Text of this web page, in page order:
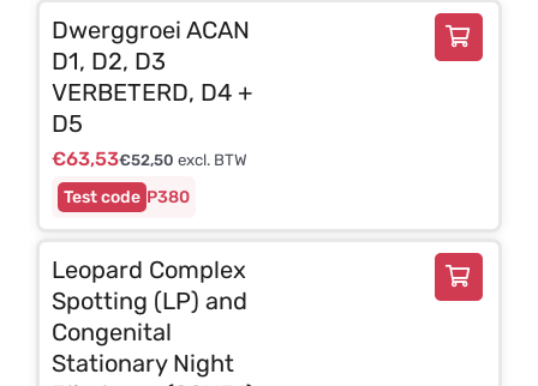
P380
Dwerggroei ACAN
D1, D2, D3
VERBETERD, D4 +
D5
€63,53€52,50 excl. BTW
Leopard Complex
Spotting (LP) and
Congenital
Stationary Night